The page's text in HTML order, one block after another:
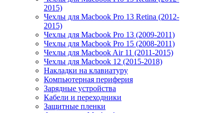
2015)
Чехлы для Macbook Pro 13 Retina (2012-
2015)
Чехлы для Macbook Pro 13 (2009-2011)
Чехлы для Macbook Pro 15 (2008-2011)
Чехлы для Macbook Air 11 (2011-2015)
Чехлы для Macbook 12 (2015-2018)
Накладки на клавиатуру
Компьютерная периферия
Зарядные устройства
Кабели и переходники
Защитные пленки